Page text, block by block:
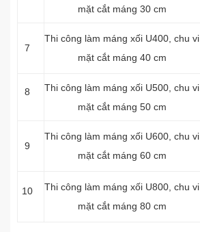
mặt cắt máng 30 cm
7
Thi công làm máng xối U400, chu vi
mặt cắt máng 40 cm
8 Thi công làm máng xối U500, chu vi
mặt cắt máng 50 cm
9
Thi công làm máng xối U600, chu vi
mặt cắt máng 60 cm
10 Thi công làm máng xối U800, chu vi
mặt cắt máng 80 cm